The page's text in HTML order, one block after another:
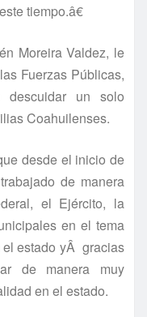
tiempo.â€
Moreira Valdez, le
Fuerzas Públicas,
un solo
Coahuilenses.
desde el inicio de
de manera
el Ejército, la
en el tema
estado yÂ gracias
de manera muy
en el estado.